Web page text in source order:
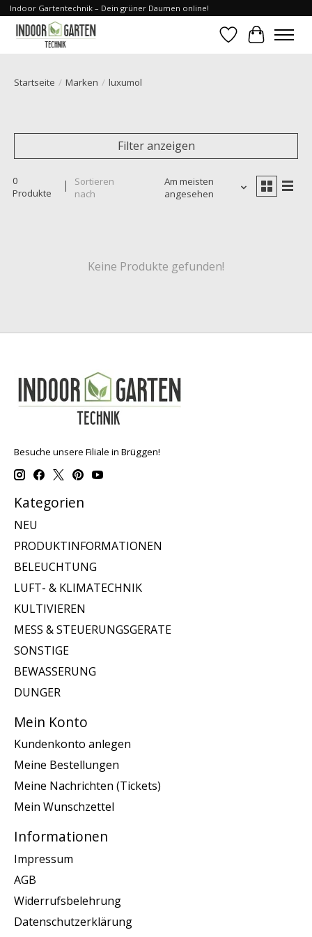
Indoor Gartentechnik – Dein grüner Daumen online!
Wunschzettel
Ihr
Startseite / Marken / luxumol
Filter anzeigen
0
Produkte
Sortieren
nach
Am meisten
angesehen
Keine Produkte gefunden!
Besuche unsere Filiale in Brüggen!
Kategorien
NEU
PRODUKTINFORMATIONEN
BELEUCHTUNG
LUFT- & KLIMATECHNIK
KULTIVIEREN
MESS & STEUERUNGSGERATE
SONSTIGE
BEWASSERUNG
DUNGER
Mein Konto
Kundenkonto anlegen
Meine Bestellungen
Meine Nachrichten (Tickets)
Mein Wunschzettel
Informationen
Impressum
AGB
Widerrufsbelehrung
Datenschutzerklärung